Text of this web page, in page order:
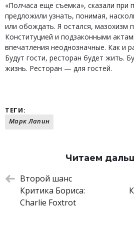
«Полчаса еще съемка», сказали при
предложили узнать, понимая,
или обождать. Я остался, мазохизм
Конституцией и подзаконными
впечатления неоднозначные. Как и
Будут гости, ресторан будет жить.
жизнь. Ресторан — для гостей.
ТЕГИ:
Марк Лапин
Читаем
Второй шанс
Критика Бориса:
Charlie Foxtrot